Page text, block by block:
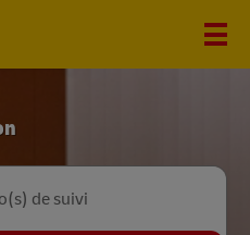
de suivi